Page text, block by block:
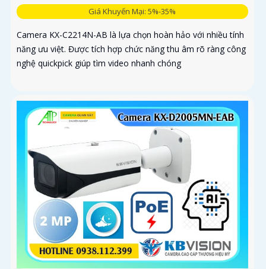
Giá Khuyến Mại: 5%-35%
Camera KX-C2214N-AB là lựa chọn hoàn hảo với nhiều tính
năng ưu việt. Được tích hợp chức năng thu âm rõ ràng công
nghệ quickpick giúp tìm video nhanh chóng